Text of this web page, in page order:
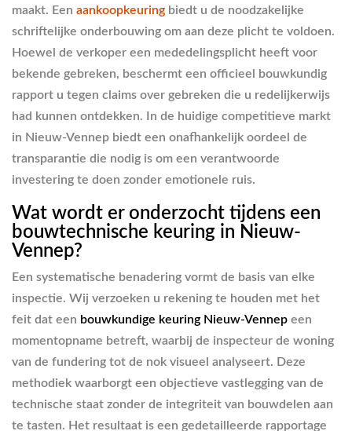
maakt. Een aankoopkeuring biedt u de noodzakelijke
schriftelijke onderbouwing om aan deze plicht te voldoen.
Hoewel de verkoper een mededelingsplicht heeft voor
bekende gebreken, beschermt een officieel bouwkundig
rapport u tegen claims over gebreken die u redelijkerwijs
had kunnen ontdekken. In de huidige competitieve markt
in Nieuw-Vennep biedt een onafhankelijk oordeel de
transparantie die nodig is om een verantwoorde
investering te doen zonder emotionele ruis.
Wat wordt er onderzocht tijdens een
bouwtechnische keuring in Nieuw-
Vennep?
Een systematische benadering vormt de basis van elke
inspectie. Wij verzoeken u rekening te houden met het
feit dat een bouwkundige keuring Nieuw-Vennep een
momentopname betreft, waarbij de inspecteur de woning
van de fundering tot de nok visueel analyseert. Deze
methodiek waarborgt een objectieve vastlegging van de
technische staat zonder de integriteit van bouwdelen aan
te tasten. Het resultaat is een gedetailleerde rapportage